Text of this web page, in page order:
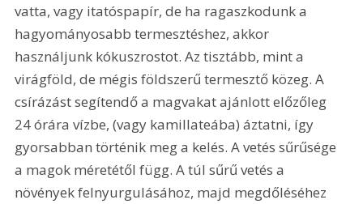
vatta, vagy itatóspapír, de ha ragaszkodunk a
hagyományosabb termesztéshez, akkor
használjunk kókuszrostot. Az tisztább, mint a
virágföld, de mégis földszerű termesztő közeg. A
csírázást segítendő a magvakat ajánlott előzőleg
24 órára vízbe, (vagy kamillateába) áztatni, így
gyorsabban történik meg a kelés. A vetés sűrűsége
a magok méretétől függ. A túl sűrű vetés a
növények felnyurgulásához, majd megdőléséhez